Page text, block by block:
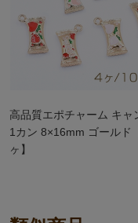
高品質エポチャーム キャ
1カン 8×16mm ゴールド
ヶ】